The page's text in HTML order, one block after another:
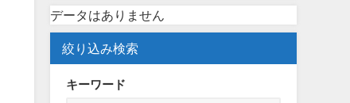
データはありません
絞り込み検索
キーワード